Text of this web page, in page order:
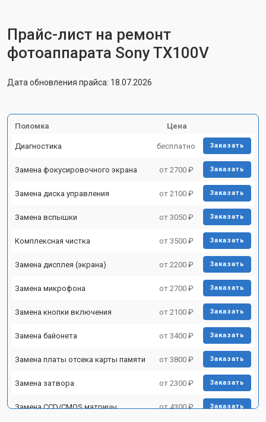
Прайс-лист на ремонт
фотоаппарата Sony TX100V
Дата обновления прайса: 18.07.2026
Поломка Цена
Диагностика бесплатно Заказать
Замена фокусировочного экрана от 2700 ₽ Заказать
Замена диска управления от 2100 ₽ Заказать
Замена вспышки от 3050 ₽ Заказать
Комплексная чистка от 3500 ₽ Заказать
Замена дисплея (экрана) от 2200 ₽ Заказать
Замена микрофона от 2700 ₽ Заказать
Замена кнопки включения от 2100 ₽ Заказать
Замена байонета от 3400 ₽ Заказать
Замена платы отсека карты памяти от 3800 ₽ Заказать
Замена затвора от 2300 ₽ Заказать
Замена CCD/CMOS матрицы от 4300 ₽ Заказать